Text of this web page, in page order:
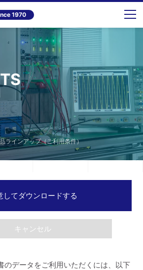
1970
ラインアップ（ご利用条件）
してダウンロードする
キャンセル
のデータをご利用いただくには、以下